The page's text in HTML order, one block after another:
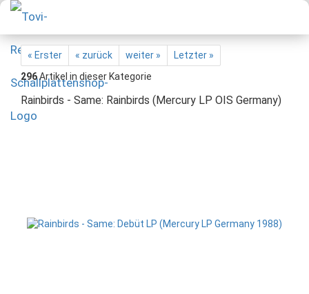
« Erster « zurück weiter »
Letzter »
296Artikel in dieser Kategorie
Rainbirds - Same: Rainbirds (Mercury LP OIS Germany)